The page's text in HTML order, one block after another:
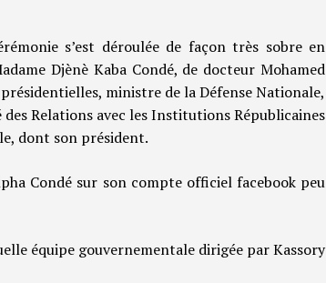
s’est déroulée de façon très sobre en
Djènè Kaba Condé, de docteur Mohamed
ministre de la Défense Nationale,
Relations avec les Institutions Républicaines
dont son président.
Condé sur son compte officiel facebook peu
équipe gouvernementale dirigée par Kassory